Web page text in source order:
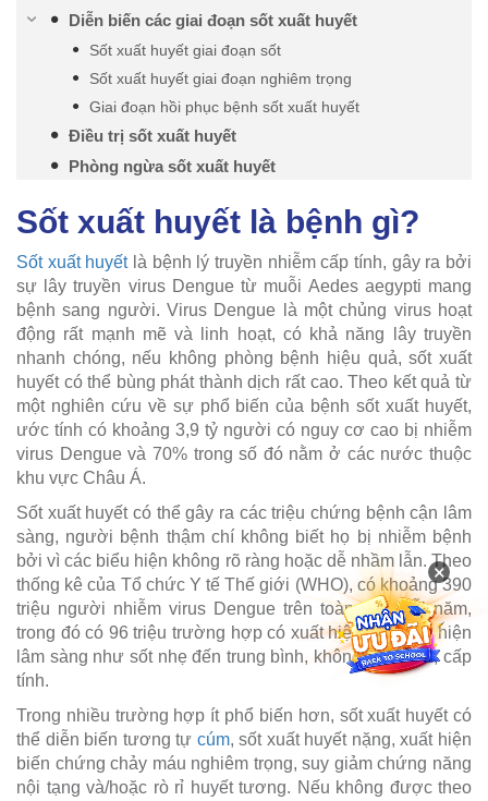
Diễn biến các giai đoạn sốt xuất huyết
Sốt xuất huyết giai đoạn sốt
Sốt xuất huyết giai đoạn nghiêm trọng
Giai đoạn hồi phục bệnh sốt xuất huyết
Điều trị sốt xuất huyết
Phòng ngừa sốt xuất huyết
Sốt xuất huyết là bệnh gì?
Sốt xuất huyếtlà bệnh lý truyền nhiễm cấp tính, gây ra bởi
sự lây truyền virus Dengue từ muỗi Aedes aegypti mang
bệnh sang người. Virus Dengue là một chủng virus hoạt
động rất mạnh mẽ và linh hoạt, có khả năng lây truyền
nhanh chóng, nếu không phòng bệnh hiệu quả, sốt xuất
huyết có thể bùng phát thành dịch rất cao. Theo kết quả từ
một nghiên cứu về sự phổ biến của bệnh sốt xuất huyết,
ước tính có khoảng 3,9 tỷ người có nguy cơ cao bị nhiễm
virus Dengue và 70% trong số đó nằm ở các nước thuộc
khu vực Châu Á.
Sốt xuất huyết có thể gây ra các triệu chứng bệnh cận lâm
sàng, người bệnh thậm chí không biết họ bị nhiễm bệnh
bởi vì các biểu hiện không rõ ràng hoặc dễ nhầm lẫn. Theo
thống kê của Tổ chức Y tế Thế giới (WHO), có khoảng 390
triệu người nhiễm virus Dengue trên toàn cầu mỗi năm,
trong đó có 96 triệu trường hợp có xuất hiện các biểu hiện
lâm sàng như sốt nhẹ đến trung bình, không đặc hiệu, cấp
tính.
Trong nhiều trường hợp ít phổ biến hơn, sốt xuất huyết có
thể diễn biến tương tự cúm, sốt xuất huyết nặng, xuất hiện
biến chứng chảy máu nghiêm trọng, suy giảm chứng năng
nội tạng và/hoặc rò rỉ huyết tương. Nếu không được theo
×